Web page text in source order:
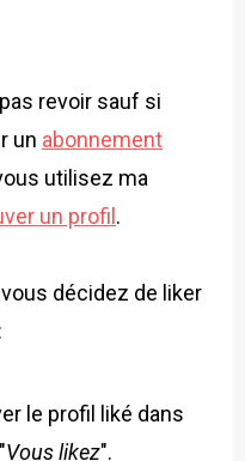
revoir sauf si
un abonnement
utilisez ma
un profil.
décidez de liker
le profil liké dans
Vous likez".